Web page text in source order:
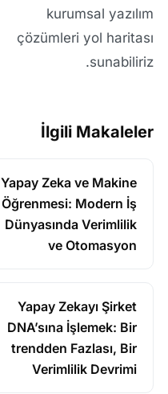
kurumsal yazılım
çözümleri yol haritası
sunabiliriz.
İlgili Makaleler
Yapay Zeka ve Makine
Öğrenmesi: Modern İş
Dünyasında Verimlilik
ve Otomasyon
Yapay Zekayı Şirket
DNA’sına İşlemek: Bir
trendden Fazlası, Bir
Verimlilik Devrimi